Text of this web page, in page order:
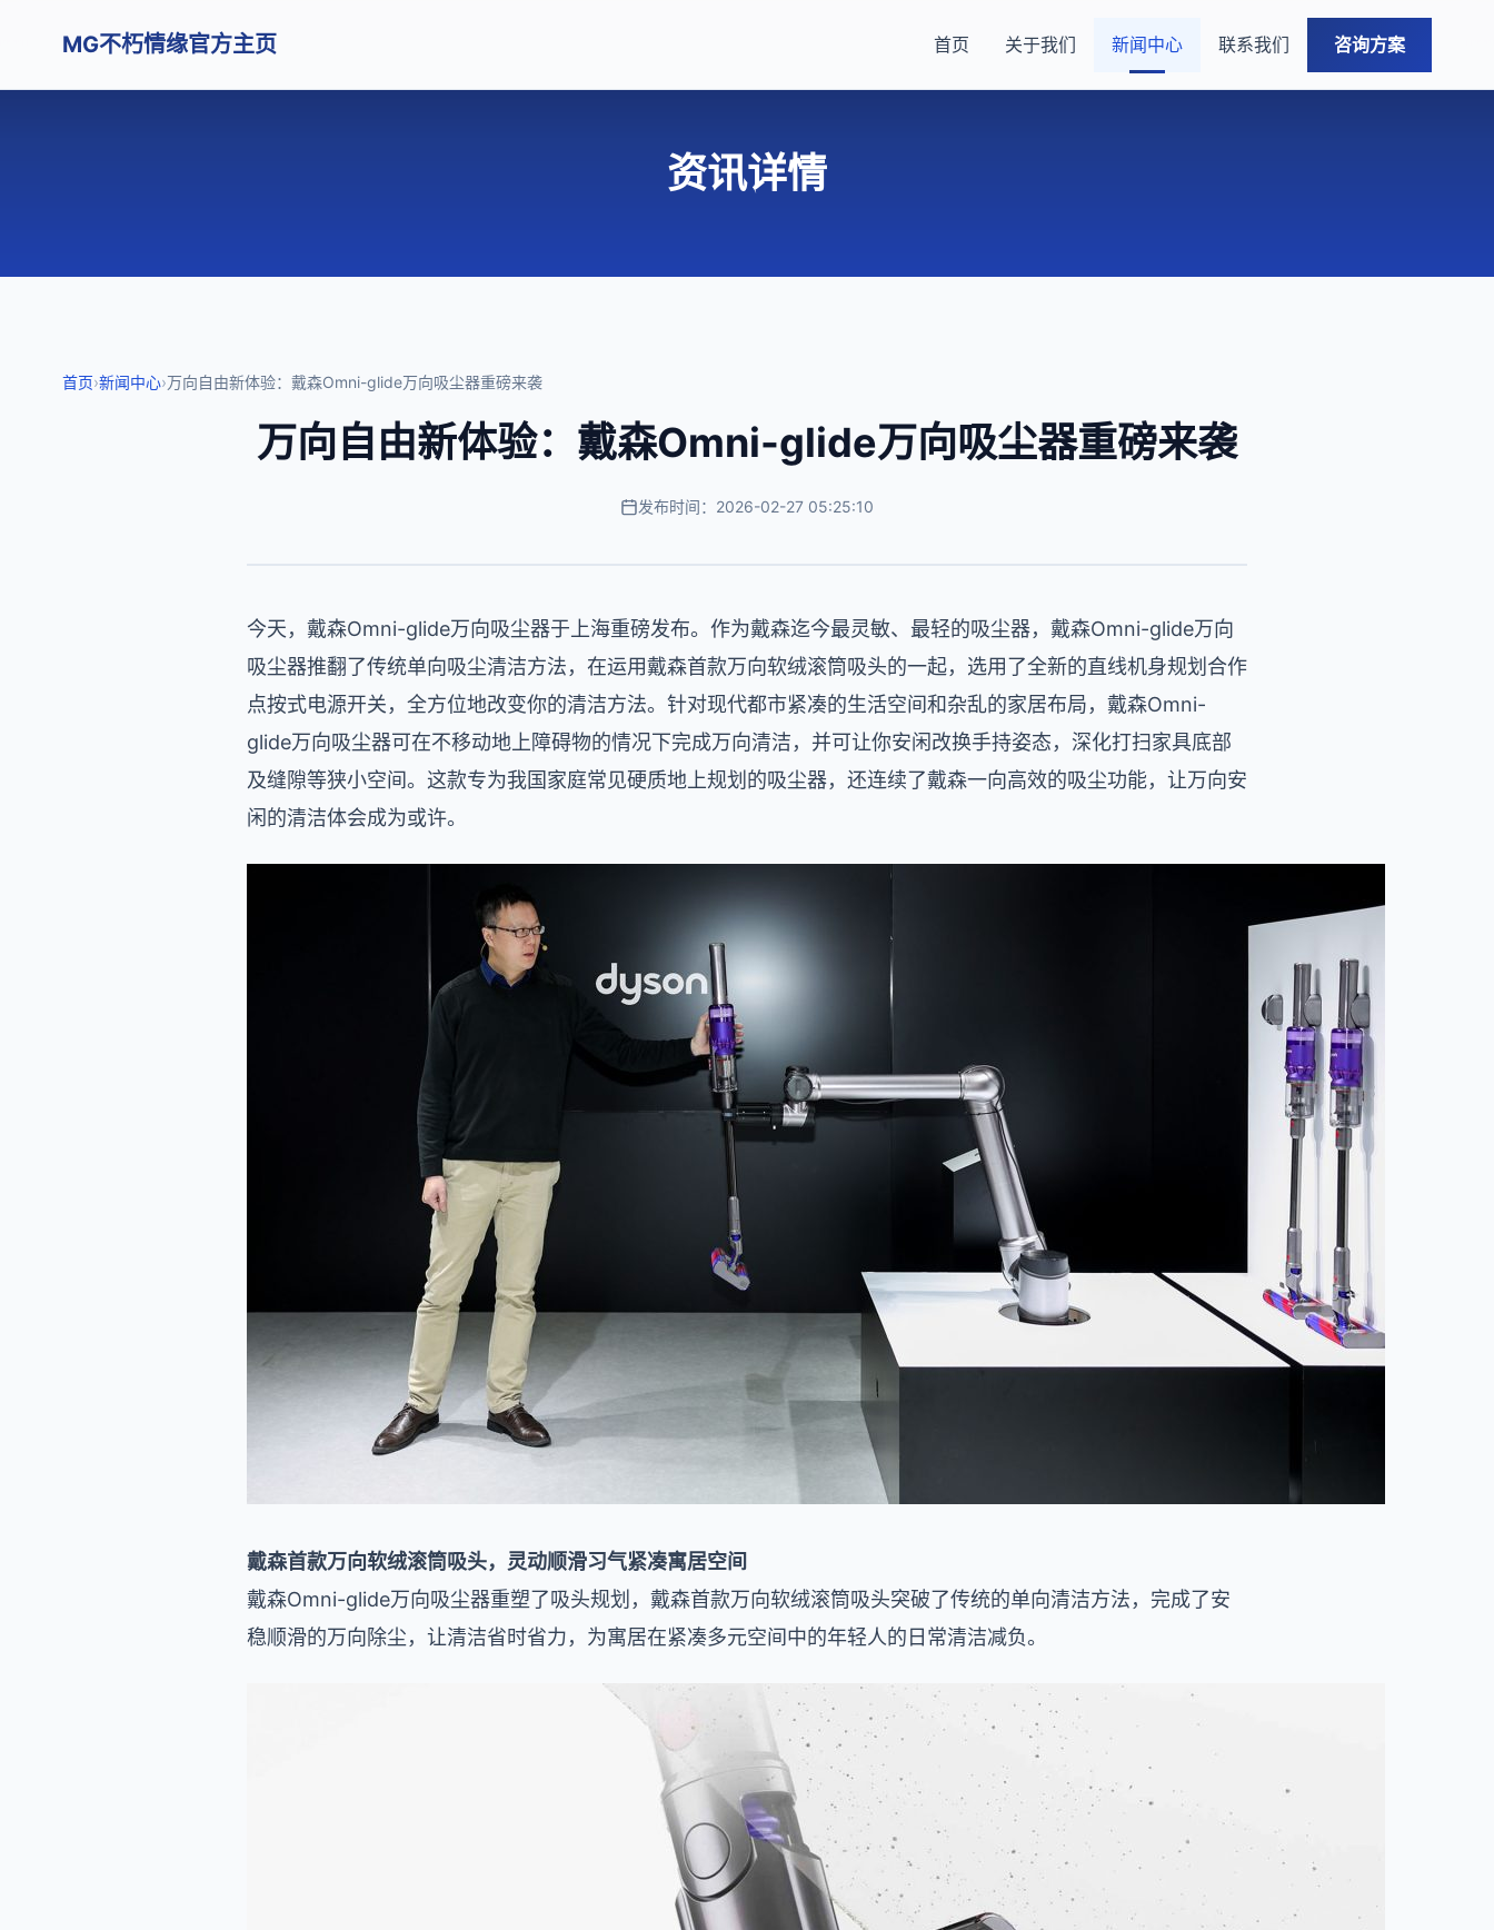
MG不朽情缘官方主页 首页 关于我们 新闻中心 联系我们 咨询方案
资讯详情
首页›新闻中心›万向自由新体验：戴森Omni-glide万向吸尘器重磅来袭
万向自由新体验：戴森Omni-glide万向吸尘器重磅来袭
发布时间：2026-02-27 05:25:10
今天，戴森Omni-glide万向吸尘器于上海重磅发布。作为戴森迄今最灵敏、最轻的吸尘器，戴森Omni-glide万向
吸尘器推翻了传统单向吸尘清洁方法，在运用戴森首款万向软绒滚筒吸头的一起，选用了全新的直线机身规划合作
点按式电源开关，全方位地改变你的清洁方法。针对现代都市紧凑的生活空间和杂乱的家居布局，戴森Omni-
glide万向吸尘器可在不移动地上障碍物的情况下完成万向清洁，并可让你安闲改换手持姿态，深化打扫家具底部
及缝隙等狭小空间。这款专为我国家庭常见硬质地上规划的吸尘器，还连续了戴森一向高效的吸尘功能，让万向安
闲的清洁体会成为或许。
戴森首款万向软绒滚筒吸头，灵动顺滑习气紧凑寓居空间
戴森Omni-glide万向吸尘器重塑了吸头规划，戴森首款万向软绒滚筒吸头突破了传统的单向清洁方法，完成了安
稳顺滑的万向除尘，让清洁省时省力，为寓居在紧凑多元空间中的年轻人的日常清洁减负。